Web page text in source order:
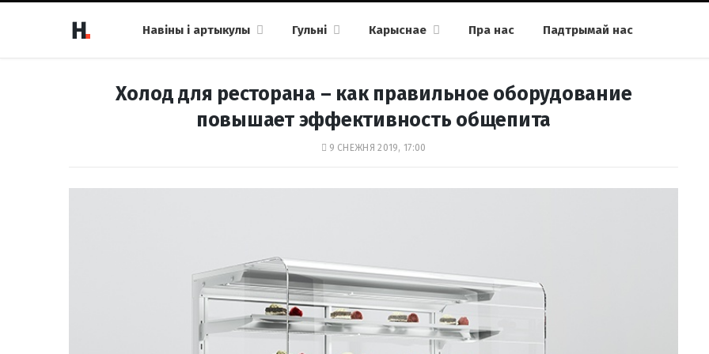
Навіны і артыкулы Гульні Карыснае Пра нас Падтрымай нас
Холод для ресторана – как правильное оборудование
повышает эффективность общепита
9 СНЕЖНЯ 2019, 17:00